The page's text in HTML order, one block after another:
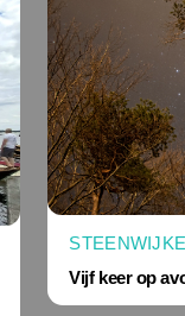
Vijf keer op